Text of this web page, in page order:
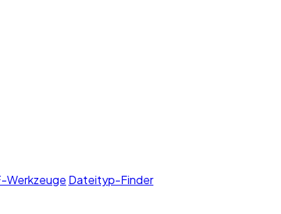
Werkzeuge Dateityp-Finder